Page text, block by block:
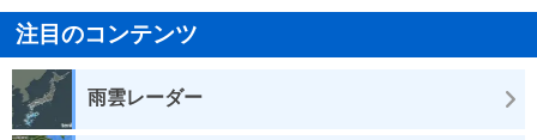
注目のコンテンツ
雨雲レーダー